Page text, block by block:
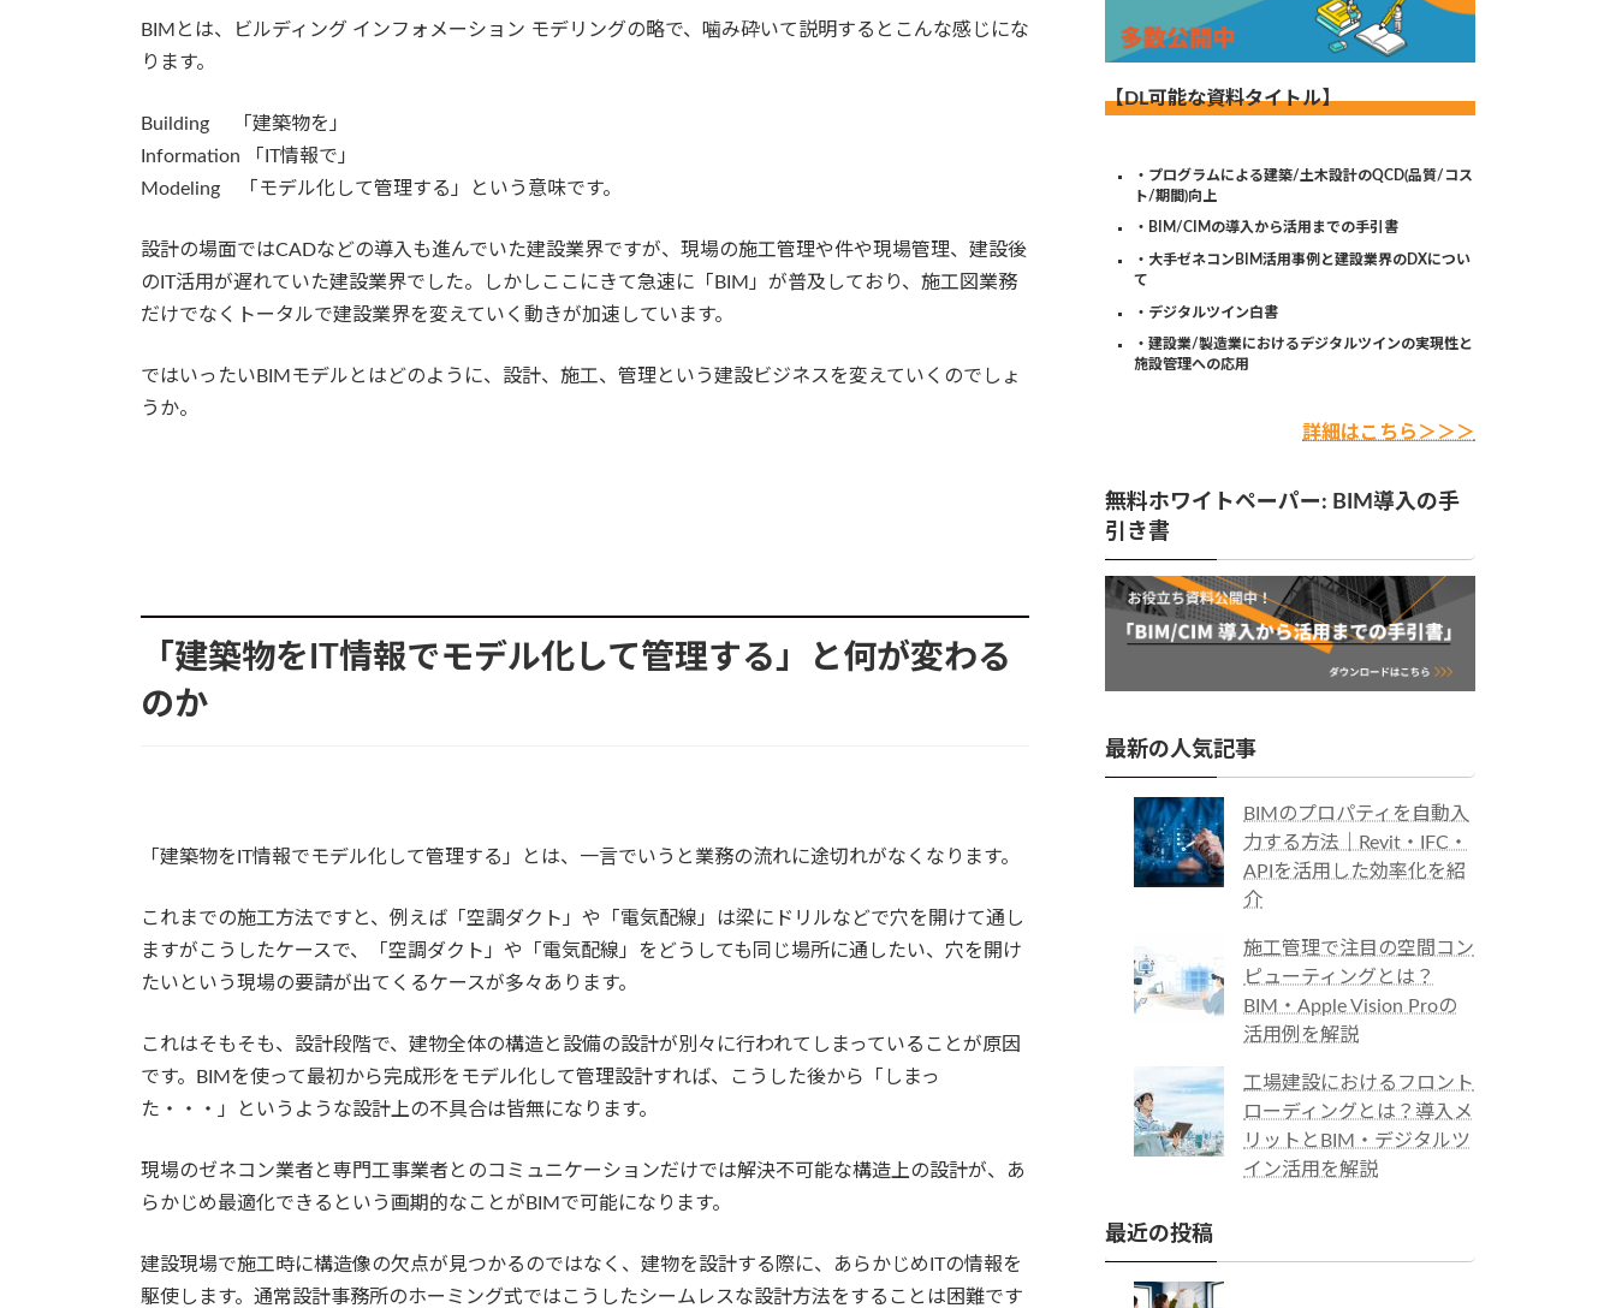
BIMとは、ビルディング インフォメーション モデリングの略で、噛み砕いて説明するとこんな感じにな
ります。
Building 「建築物を」
Information 「IT情報で」
Modeling 「モデル化して管理する」という意味です。
設計の場面ではCADなどの導入も進んでいた建設業界ですが、現場の施工管理や件や現場管理、建設後
のIT活用が遅れていた建設業界でした。しかしここにきて急速に「BIM」が普及しており、施工図業務
だけでなくトータルで建設業界を変えていく動きが加速しています。
ではいったいBIMモデルとはどのように、設計、施工、管理という建設ビジネスを変えていくのでしょ
うか。
「建築物をIT情報でモデル化して管理する」と何が変わる
のか
「建築物をIT情報でモデル化して管理する」とは、一言でいうと業務の流れに途切れがなくなります。
これまでの施工方法ですと、例えば「空調ダクト」や「電気配線」は梁にドリルなどで穴を開けて通し
ますがこうしたケースで、「空調ダクト」や「電気配線」をどうしても同じ場所に通したい、穴を開け
たいという現場の要請が出てくるケースが多々あります。
これはそもそも、設計段階で、建物全体の構造と設備の設計が別々に行われてしまっていることが原因
です。BIMを使って最初から完成形をモデル化して管理設計すれば、こうした後から「しまっ
た・・・」というような設計上の不具合は皆無になります。
現場のゼネコン業者と専門工事業者とのコミュニケーションだけでは解決不可能な構造上の設計が、あ
らかじめ最適化できるという画期的なことがBIMで可能になります。
建設現場で施工時に構造像の欠点が見つかるのではなく、建物を設計する際に、あらかじめITの情報を
駆使します。通常設計事務所のホーミング式ではこうしたシームレスな設計方法をすることは困難です
【DL可能な資料タイトル】
・プログラムによる建築/土木設計のQCD(品質/コス
ト/期間)向上
・BIM/CIMの導入から活用までの手引書
・大手ゼネコンBIM活用事例と建設業界のDXについ
て
・デジタルツイン白書
・建設業/製造業におけるデジタルツインの実現性と
施設管理への応用
詳細はこちら＞＞＞
無料ホワイトペーパー: BIM導入の手
引き書
最新の人気記事
BIMのプロパティを自動入
力する方法｜Revit・IFC・
APIを活用した効率化を紹
介
施工管理で注目の空間コン
ピューティングとは？
BIM・Apple Vision Proの
活用例を解説
工場建設におけるフロント
ローディングとは？導入メ
リットとBIM・デジタルツ
イン活用を解説
最近の投稿